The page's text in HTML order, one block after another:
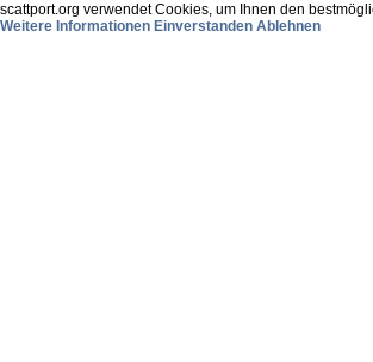
scattport.org verwendet Cookies, um Ihnen den
Weitere Informationen Einverstanden Ablehnen